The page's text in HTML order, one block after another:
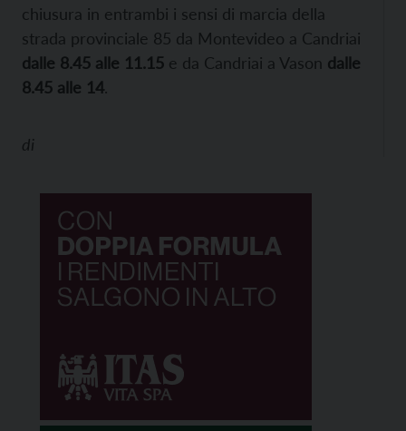
chiusura in entrambi i sensi di marcia della
strada provinciale 85 da Montevideo a Candriai
dalle 8.45 alle 11.15 e da Candriai a Vason dalle
8.45 alle 14.
di